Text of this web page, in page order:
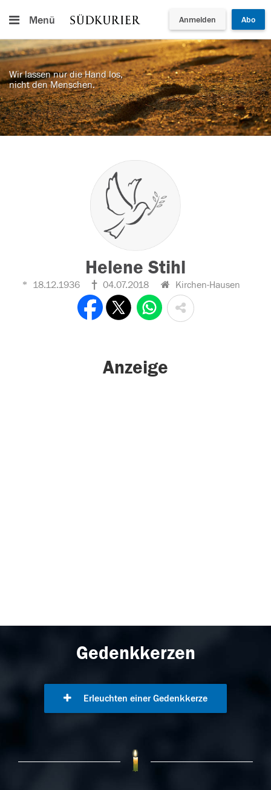
Menü Anmelden Abo
Wir lassen nur die Hand los,
nicht den Menschen.
Helene Stihl
18.12.1936 04.07.2018 Kirchen-Hausen
Anzeige
Gedenkkerzen
Erleuchten einer Gedenkkerze